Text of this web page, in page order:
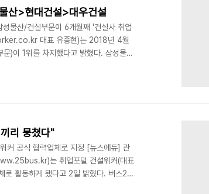
산>현대건설>대우건설
물산/건설부문이 6개월째 '건설사 취업
대표 유종현)는 2018년 4월
)이 1위를 차지했다고 밝혔다. 삼성물산
리/CM 부문), 계선(인테리어 부문)이 각
▲호반건설이..
리 뭉쳤다"
커 공식 협력업체로 지정 [뉴스에듀] 관
는 취업포털 건설워커(대표
활동하게 됐다고 2일 밝혔다. 버스25